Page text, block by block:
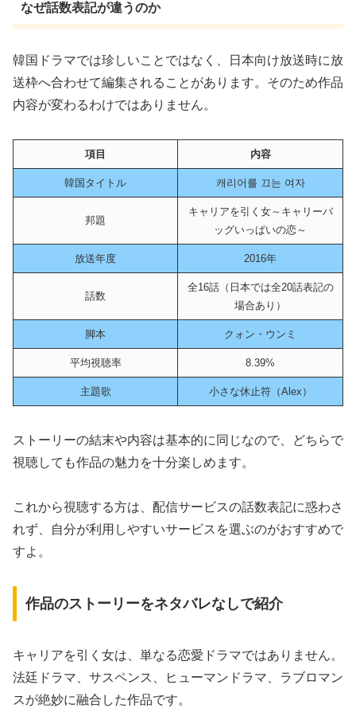
なぜ話数表記が違うのか
韓国ドラマでは珍しいことではなく、日本向け放送時に放
送枠へ合わせて編集されることがあります。そのため作品
内容が変わるわけではありません。
項目 内容
韓国タイトル 캐리어를 끄는 여자
邦題
キャリアを引く女～キャリーバ
ッグいっぱいの恋～
放送年度 2016年
話数
全16話（日本では全20話表記の
場合あり）
脚本 クォン・ウンミ
平均視聴率 8.39%
主題歌 小さな休止符（Alex）
ストーリーの結末や内容は基本的に同じなので、どちらで
視聴しても作品の魅力を十分楽しめます。
これから視聴する方は、配信サービスの話数表記に惑わさ
れず、自分が利用しやすいサービスを選ぶのがおすすめで
すよ。
作品のストーリーをネタバレなしで紹介
キャリアを引く女は、単なる恋愛ドラマではありません。
法廷ドラマ、サスペンス、ヒューマンドラマ、ラブロマン
スが絶妙に融合した作品です。